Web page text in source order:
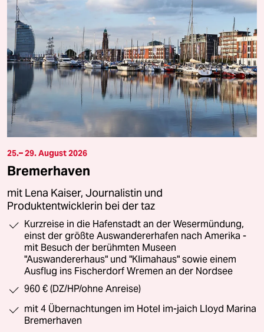
25.– 29. August 2026
Bremerhaven
mit Lena Kaiser, Journalistin und
Produktentwicklerin bei der taz
Kurzreise in die Hafenstadt an der Wesermündung,
einst der größte Auswandererhafen nach Amerika -
mit Besuch der berühmten Museen
"Auswandererhaus" und "Klimahaus" sowie einem
Ausflug ins Fischerdorf Wremen an der Nordsee
960 € (DZ/HP/ohne Anreise)
mit 4 Übernachtungen im Hotel im-jaich Lloyd Marina
Bremerhaven